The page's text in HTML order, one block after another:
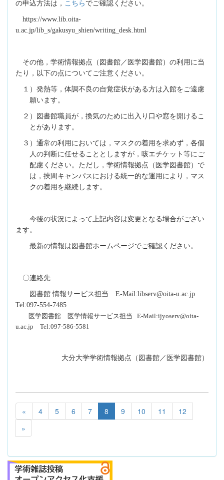
の申込方法は， こちら でご確認ください。
https://www.lib.oita-
u.ac.jp/lib_s/gakusyu_shien/writing_desk.html
その他，学術情報拠点（図書館／医学図書館）の利用に当
たり，以下の点についてご注意ください。
１）発熱等，体調不良の自覚症状がある方は入館をご遠慮
願います。
２）図書館職員が，換気のために出入り口や窓を開けるこ
とがあります。
３）通常の利用においては，マスクの着用を求めず，各個
人の判断に任せることとしますが，咳エチケット等にご
配慮ください。ただし，学術情報拠点（医学図書館）で
は，挾間キャンパスにおける統一的な運用により，マス
クの着用を継続します。
今後の状況によって上記内容は変更となる場合がござい
ます。
最新の情報は図書館ホームページでご確認ください。
〇連絡先
図書館 情報サービス担当 E-Mail:libserv@oita-u.ac.jp
Tel:097-554-7485
医学図書館 医学情報サービス担当
E-Mail:ijyoserv@oita-
u.ac.jp Tel:097-586-5581
大分大学学術情報拠点（図書館／医学図書館）
« 4 5 6 7 8 9 10 11
12
»